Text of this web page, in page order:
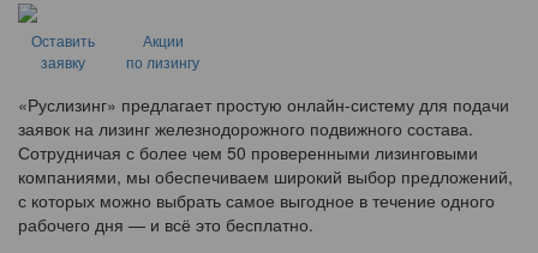
Оставить
заявку
Акции
по лизингу
«Руслизинг» предлагает простую онлайн-систему для подачи
заявок на лизинг железнодорожного подвижного состава.
Сотрудничая с более чем 50 проверенными лизинговыми
компаниями, мы обеспечиваем широкий выбор предложений,
с которых можно выбрать самое выгодное в течение одного
рабочего дня — и всё это бесплатно.